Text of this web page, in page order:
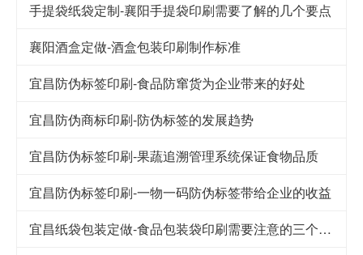
手提袋纸袋定制-襄阳手提袋印刷需要了解的几个要点
襄阳酒盒定做-酒盒包装印刷制作标准
宜昌防伪标签印刷-食品防窜货为企业带来的好处
宜昌防伪商标印刷-防伪标签的发展趋势
宜昌防伪标签印刷-果蔬追溯管理系统保证食物品质
宜昌防伪标签印刷-一物一码防伪标签带给企业的收益
宜昌纸袋包装定做-食品包装袋印刷需要注意的三个细节